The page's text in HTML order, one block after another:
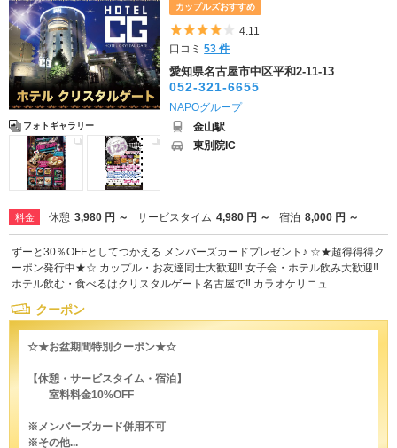
フォトギャラリー
カップルズおすすめ
5つ星のうち4
4.11
口コミ53 件
愛知県名古屋市中区平和2-11-13
052-321-6655
NAPOグループ
金山駅
東別院IC
料金 休憩 3,980 円 ～ サービスタイム 4,980 円 ～ 宿泊 8,000 円 ～
ずーと30％OFFとしてつかえる メンバーズカードプレゼント♪ ☆★超得得得ク
ーポン発行中★☆ カップル・お友達同士大歓迎‼ 女子会・ホテル飲み大歓迎‼
ホテル飲む・食べるはクリスタルゲート名古屋で‼ カラオケリニュ...
クーポン
☆★お盆期間特別クーポン★☆
【休憩・サービスタイム・宿泊】
室料料金10%OFF
※メンバーズカード併用不可
※その他...